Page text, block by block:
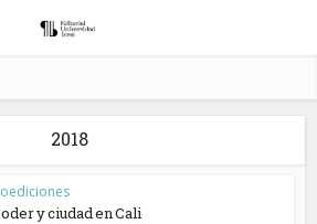
2018
y ciudad en Cali